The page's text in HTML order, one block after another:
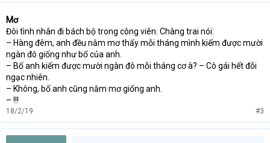
Mơ
Đôi tình nhân đi bách bộ trong công viên. Chàng trai nói:
– Hàng đêm, anh đều nằm mơ thấy mỗi tháng mình kiếm được mười
ngàn đô giống như bố của anh.
– Bố anh kiếm được mười ngàn đô mỗi tháng cơ à? – Cô gái hết đỗi
ngạc nhiên.
– Không, bố anh cũng nằm mơ giống anh.
– !!!
18/2/19 #3